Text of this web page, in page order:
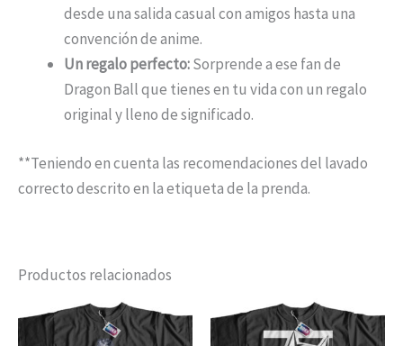
desde una salida casual con amigos hasta una
convención de anime.
Un regalo perfecto:Sorprende a ese fan de
Dragon Ball que tienes en tu vida con un regalo
original y lleno de significado.
**Teniendo en cuenta las recomendaciones del lavado
correcto descrito en la etiqueta de la prenda.
Productos relacionados
producto